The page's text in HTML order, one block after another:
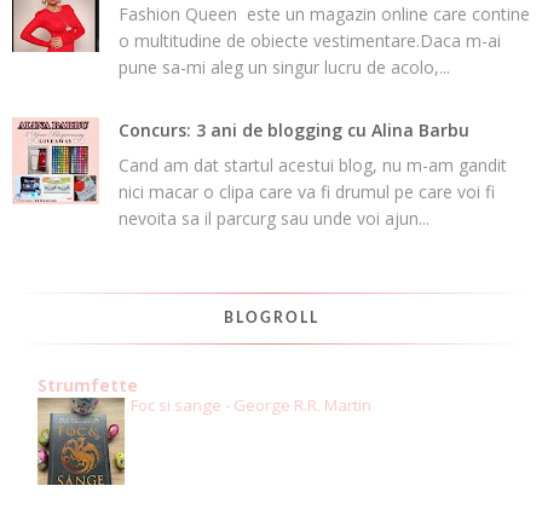
Fashion Queen este un magazin online care contine
o multitudine de obiecte vestimentare.Daca m-ai
pune sa-mi aleg un singur lucru de acolo,...
Concurs: 3 ani de blogging cu Alina Barbu
Cand am dat startul acestui blog, nu m-am gandit
nici macar o clipa care va fi drumul pe care voi fi
nevoita sa il parcurg sau unde voi ajun...
BLOGROLL
Strumfette
Foc si sange - George R.R. Martin